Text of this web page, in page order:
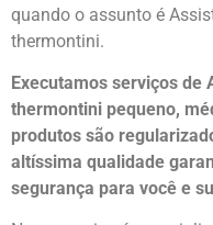
quando o assunto é
thermontini.
Executamos serviços de
thermontini pequeno,
produtos são
altíssima qualidade
segurança para você e